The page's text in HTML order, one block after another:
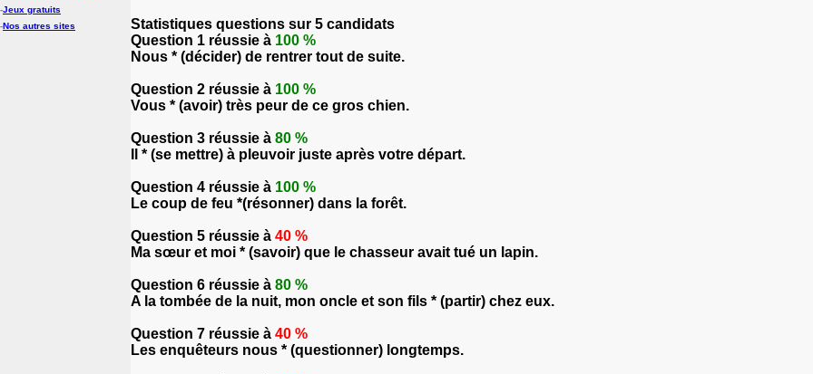
-Jeux gratuits
-Nos autres sites
Statistiques questions sur 5 candidats
Question 1 réussie à 100 %
Nous * (décider) de rentrer tout de suite.
Question 2 réussie à 100 %
Vous * (avoir) très peur de ce gros chien.
Question 3 réussie à 80 %
Il * (se mettre) à pleuvoir juste après votre départ.
Question 4 réussie à 100 %
Le coup de feu *(résonner) dans la forêt.
Question 5 réussie à 40 %
Ma sœur et moi * (savoir) que le chasseur avait tué un lapin.
Question 6 réussie à 80 %
A la tombée de la nuit, mon oncle et son fils * (partir) chez eux.
Question 7 réussie à 40 %
Les enquêteurs nous * (questionner) longtemps.